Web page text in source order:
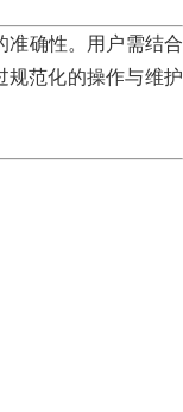
准确性。用户需结合
规范化的操作与维护